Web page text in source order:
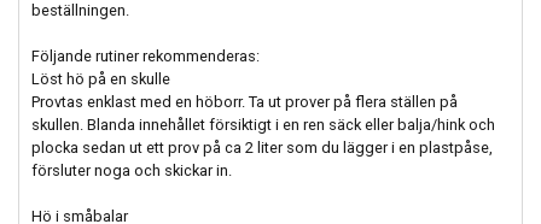
beställningen.
Följande rutiner rekommenderas:
Löst hö på en skulle
Provtas enklast med en höborr. Ta ut prover på flera ställen på
skullen. Blanda innehållet försiktigt i en ren säck eller balja/hink och
plocka sedan ut ett prov på ca 2 liter som du lägger i en plastpåse,
försluter noga och skickar in.
Hö i småbalar